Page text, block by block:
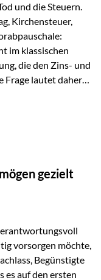
und die Steuern.
Kirchensteuer,
im klassischen
die den Zins- und
Frage lautet daher:
möglichst lange im
Abzug
/
erforderlich
laufend
gezielt
vorsorgen möchte,
Begünstigte
es auf den ersten